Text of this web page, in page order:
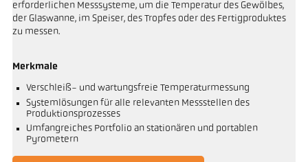
erforderlichen Messsysteme, um die Temperatur des Gewölbes,
der Glaswanne, im Speiser, des Tropfes oder des Fertigproduktes
zu messen.
Merkmale
Verschleiß- und wartungsfreie Temperaturmessung
Systemlösungen für alle relevanten Messstellen des
Produktionsprozesses
Umfangreiches Portfolio an stationären und portablen
Pyrometern